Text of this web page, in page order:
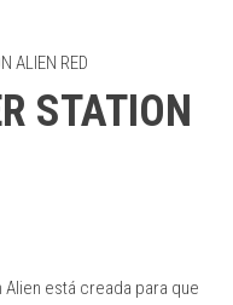
ALIEN RED
STATION
está creada para que